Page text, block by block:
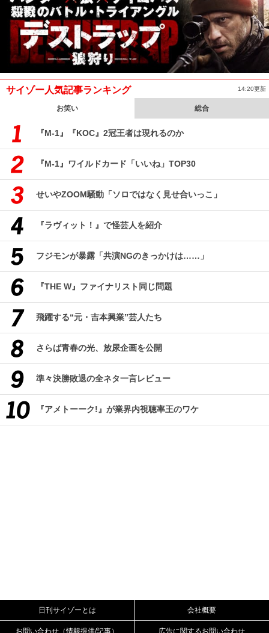
サイゾー人気記事ランキング 14:20更新
お笑い 総合
『M-1』『KOC』2冠王者は現れるのか
『M-1』ワイルドカード「いいね」TOP30
せいやZOOM騒動「ソロではなく見せ合いっこ」
『ラヴィット！』で怪芸人を紹介
フジモンが暴露「共演NGのきっかけは……」
『THE W』ファイナリスト同じ問題
飛躍する“元・吉本興業”芸人たち
さらば青春の光、放尿企画を公開
準々決勝敗退の全ネタ一言レビュー
『アメトーーク!』が業界内視聴率王のワケ
日刊サイゾーとは 会社概要
お問い合わせ（情報提供/記事） 広告に関するお問い合わせ